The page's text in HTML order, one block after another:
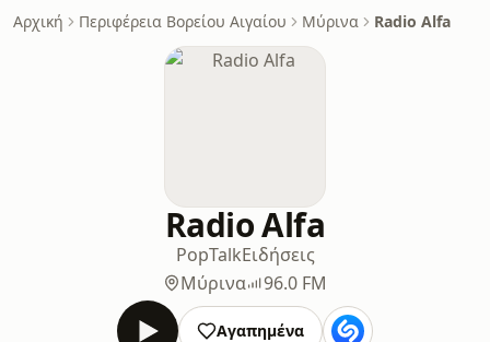
Αρχική Περιφέρεια Βορείου Αιγαίου Μύρινα Radio Alfa
Radio Alfa
PopTalkΕιδήσεις
Μύρινα
96.0 FM
Αγαπημένα